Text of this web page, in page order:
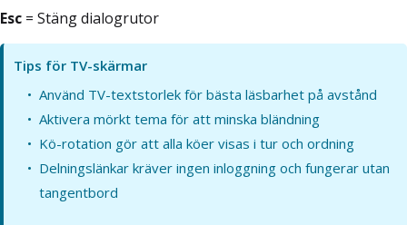
Esc = Stäng dialogrutor
Tips för TV-skärmar
Använd TV-textstorlek för bästa läsbarhet på avstånd
Aktivera mörkt tema för att minska bländning
Kö-rotation gör att alla köer visas i tur och ordning
Delningslänkar kräver ingen inloggning och fungerar utan
tangentbord